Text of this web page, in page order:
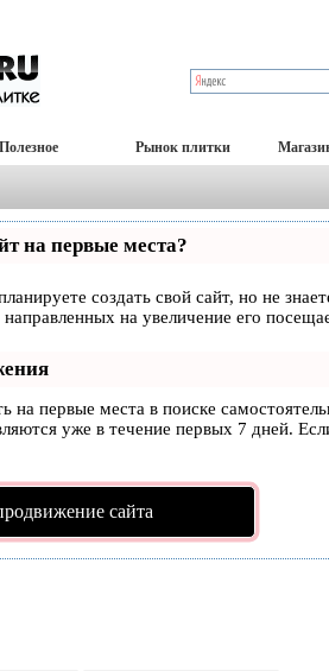
Полезное Рынок плитки
на первые места?
создать свой сайт, но не
на увеличение его
на первые места в поиске
уже в течение первых 7 дней.
сайта